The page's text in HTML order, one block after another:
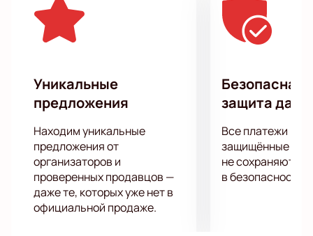
Уникальные
предложения
Находим уникальные
предложения от
организаторов и
проверенных продавцов —
даже те, которых уже нет в
официальной продаже.
Безопасная
защита
Все платежи
защищённые
не сохраняются
в безопасности.